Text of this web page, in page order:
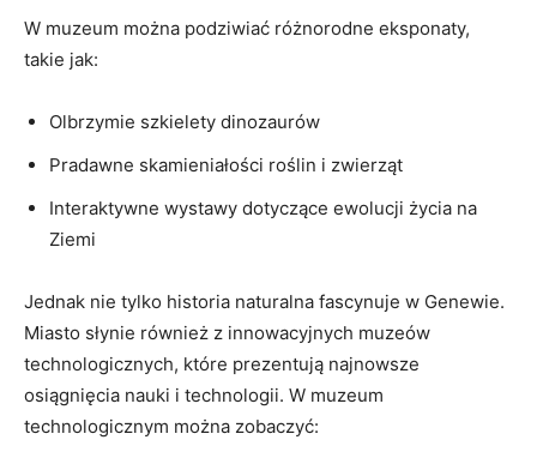
W muzeum‍ można podziwiać ⁣różnorodne eksponaty,
takie jak:
Olbrzymie szkielety dinozaurów
Pradawne skamieniałości⁣ roślin i zwierząt
Interaktywne wystawy dotyczące‍ ewolucji życia na⁢
Ziemi
Jednak nie tylko ⁣historia ‍naturalna fascynuje w Genewie.
Miasto słynie również z innowacyjnych ‌muzeów‌
technologicznych, które prezentują najnowsze
osiągnięcia nauki i technologii. ⁢W muzeum
technologicznym można zobaczyć: